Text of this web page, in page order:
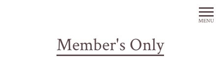
MENU
Member's Only